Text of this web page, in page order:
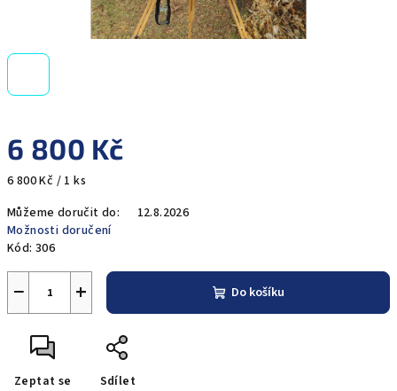
6 800 Kč
Měrná
6 800 Kč / 1 ks
Můžeme doručit do:
12.8.2026
Možnosti doručení
Kód: 306
+
− Do košíku
Zeptat se Sdílet